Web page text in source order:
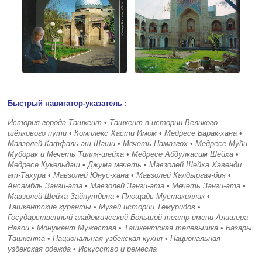
Быстрый навигатор-указатель :
История города Ташкент • Ташкент в истории Великого
шёлкового пути •Комплекс Хасти Имом •Медресе Барак-хана •
Мавзолей Каффаль аш-Шаши •Мечеть Намазгох •Медресе Муйи
Муборак и Мечеть Тилля-шейха •Медресе Абдулкасим Шейха •
Медресе Кукельдаш •Джума мечеть •Мавзолей Шейха Хавенди
ат-Тахура •Мавзолей Юнус-хана •Мавзолей Калдыргач-бия •
Ансамбль Занги-ата •Мавзолей Занги-ата •Мечеть Занги-ата •
Мавзолей Шейха Зайнутдина •Площадь Мустакиллик•
Ташкентские куранты •Музей истории Темуридов •
Государственный академический Большой театр имени Алишера
Навои •Монумент Мужества • Ташкентская телевышка •Базары
Ташкента •Национальная узбекская кухня •Национальная
узбекская одежда •Искусство и ремесла